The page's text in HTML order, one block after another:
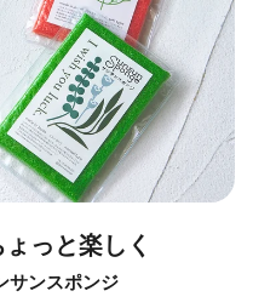
っと楽しく
サンスポンジ